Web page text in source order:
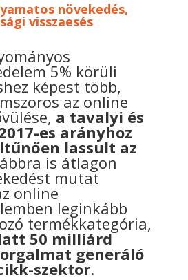
növekedés,
visszaesés
5% körüli
képest több,
az online
a tavalyi és
es arányhoz
lassult az
is átlagon
mutat
online
leginkább
termékkategória,
50 milliárd
generáló
szektor.